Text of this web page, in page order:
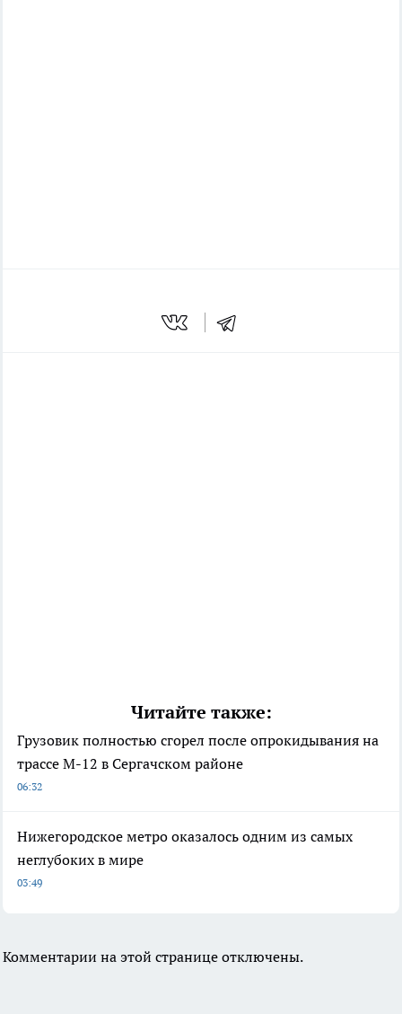
Читайте также:
Грузовик полностью сгорел после опрокидывания на
трассе М-12 в Сергачском районе
06:32
Нижегородское метро оказалось одним из самых
неглубоких в мире
03:49
Комментарии на этой странице отключены.